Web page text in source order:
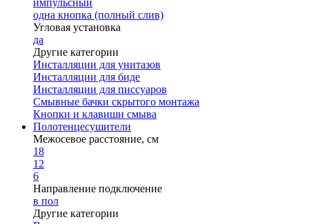
импульсный
одна кнопка (полный слив)
Угловая установка
да
Другие категории
Инсталляции для унитазов
Инсталляции для биде
Инсталляции для писсуаров
Смывные бачки скрытого монтажа
Кнопки и клавиши смыва
Полотенцесушители
Межосевое расстояние, см
18
12
6
Направление подключение
в пол
Другие категории